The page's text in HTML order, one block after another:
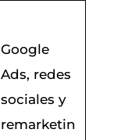
Google
Ads, redes
sociales y
remarketin